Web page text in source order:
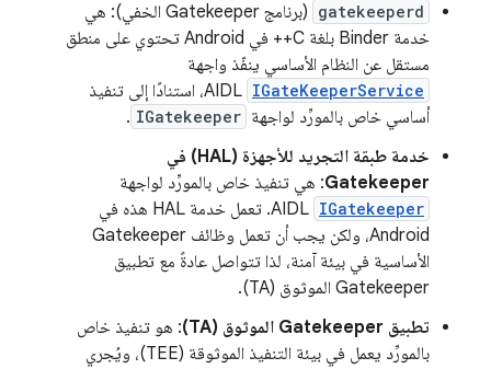
gatekeeperd
(برنامج Gatekeeper الخفي): هي
خدمة Binder بلغة C++ في Android تحتوي على منطق
مستقل عن النظام الأساسي ينفّذ واجهة
IGateKeeperService
AIDL، استنادًا إلى تنفيذ
أساسي خاص بالمورِّد لواجهة IGatekeeper
.
خدمة طبقة التجريد للأجهزة (HAL) في
Gatekeeper: هي تنفيذ خاص بالمورِّد لواجهة
IGatekeeper
AIDL. تعمل خدمة HAL هذه في
Android، ولكن يجب أن تعمل وظائف Gatekeeper
الأساسية في بيئة آمنة، لذا تتواصل عادةً مع تطبيق
Gatekeeper الموثوق (TA).
تطبيق Gatekeeper الموثوق (TA)
: هو تنفيذ خاص
بالمورِّد يعمل في بيئة التنفيذ الموثوقة (TEE)، ويُجري